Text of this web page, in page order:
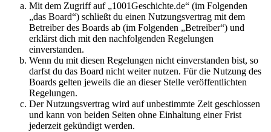
Mit dem Zugriff auf „1001Geschichte.de“ (im Folgenden
„das Board“) schließt du einen Nutzungsvertrag mit dem
Betreiber des Boards ab (im Folgenden „Betreiber“) und
erklärst dich mit den nachfolgenden Regelungen
einverstanden.
Wenn du mit diesen Regelungen nicht einverstanden bist, so
darfst du das Board nicht weiter nutzen. Für die Nutzung des
Boards gelten jeweils die an dieser Stelle veröffentlichten
Regelungen.
Der Nutzungsvertrag wird auf unbestimmte Zeit geschlossen
und kann von beiden Seiten ohne Einhaltung einer Frist
jederzeit gekündigt werden.